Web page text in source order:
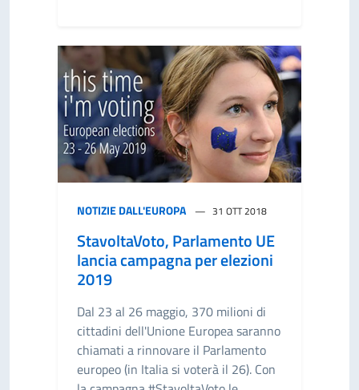
NOTIZIE DALL'EUROPA 31 OTT 2018
StavoltaVoto, Parlamento UE
lancia campagna per elezioni
2019
Dal 23 al 26 maggio, 370 milioni di
cittadini dell'Unione Europea saranno
chiamati a rinnovare il Parlamento
europeo (in Italia si voterà il 26). Con